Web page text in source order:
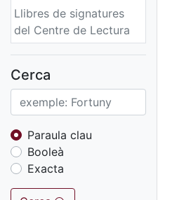
Llibres de signatures
del Centre de Lectura
Fons sonor de Ràdio
Reus
Cartells
Fons audiovisual
Fons local
Fons sonor
Goigs
Fons fotogràfic
Cerca
Paraula clau
Booleà
Exacta